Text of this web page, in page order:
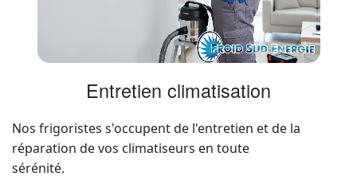
Entretien climatisation
Nos frigoristes s'occupent de l'entretien et de la
réparation de vos climatiseurs en toute
sérénité.